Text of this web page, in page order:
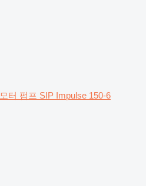
모터 펌프 SIP Impulse 150-6